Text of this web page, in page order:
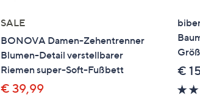
SALE
BONOVA Damen-Zehentrenner
Blumen-Detail verstellbarer
Riemen super-Soft-Fußbett
€ 39,99
€